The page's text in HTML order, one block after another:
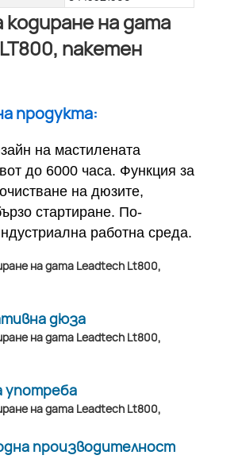
на дата
LT800, пакетен
продукта:
на мастилената
до 6000 часа. Функция за
на дюзите,
стартиране. По-
работна среда.
дюза
употреба
производителност